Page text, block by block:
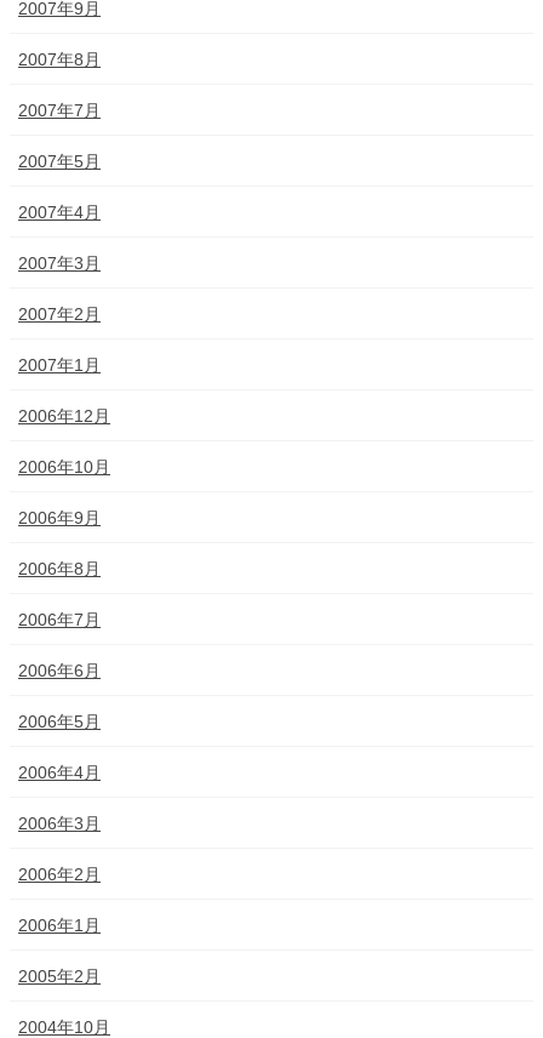
2007年9月
2007年8月
2007年7月
2007年5月
2007年4月
2007年3月
2007年2月
2007年1月
2006年12月
2006年10月
2006年9月
2006年8月
2006年7月
2006年6月
2006年5月
2006年4月
2006年3月
2006年2月
2006年1月
2005年2月
2004年10月